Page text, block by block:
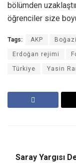
bölümden
öğrenciler size
Tags: AKP
Erdoğan rejimi
Türkiye Yasin
Saray Yargısı